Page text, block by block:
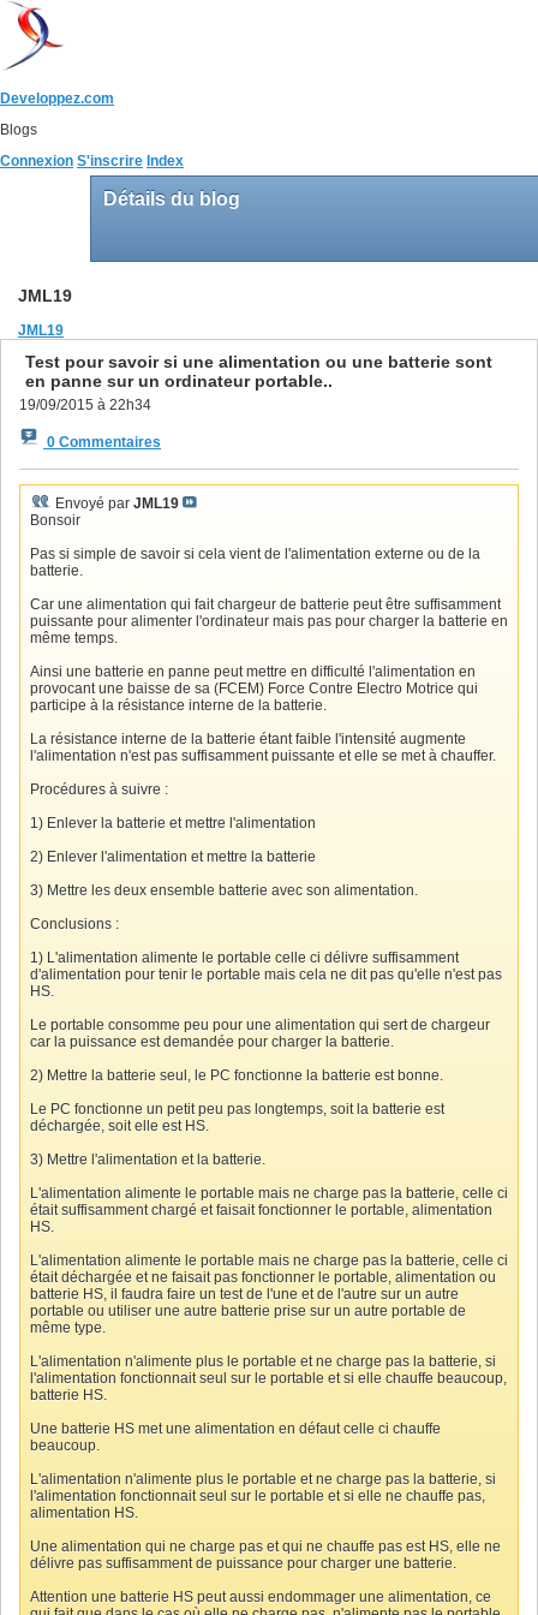
Developpez.com
Blogs
Connexion S'inscrire Index
Détails du blog
JML19
JML19
Test pour savoir si une alimentation ou une batterie sont
en panne sur un ordinateur portable..
19/09/2015 à 22h34
0 Commentaires
Envoyé par JML19
Bonsoir
Pas si simple de savoir si cela vient de l'alimentation externe ou de la
batterie.
Car une alimentation qui fait chargeur de batterie peut être suffisamment
puissante pour alimenter l'ordinateur mais pas pour charger la batterie en
même temps.
Ainsi une batterie en panne peut mettre en difficulté l'alimentation en
provocant une baisse de sa (FCEM) Force Contre Electro Motrice qui
participe à la résistance interne de la batterie.
La résistance interne de la batterie étant faible l'intensité augmente
l'alimentation n'est pas suffisamment puissante et elle se met à chauffer.
Procédures à suivre :
1) Enlever la batterie et mettre l'alimentation
2) Enlever l'alimentation et mettre la batterie
3) Mettre les deux ensemble batterie avec son alimentation.
Conclusions :
1) L'alimentation alimente le portable celle ci délivre suffisamment
d'alimentation pour tenir le portable mais cela ne dit pas qu'elle n'est pas
HS.
Le portable consomme peu pour une alimentation qui sert de chargeur
car la puissance est demandée pour charger la batterie.
2) Mettre la batterie seul, le PC fonctionne la batterie est bonne.
Le PC fonctionne un petit peu pas longtemps, soit la batterie est
déchargée, soit elle est HS.
3) Mettre l'alimentation et la batterie.
L'alimentation alimente le portable mais ne charge pas la batterie, celle ci
était suffisamment chargé et faisait fonctionner le portable, alimentation
HS.
L'alimentation alimente le portable mais ne charge pas la batterie, celle ci
était déchargée et ne faisait pas fonctionner le portable, alimentation ou
batterie HS, il faudra faire un test de l'une et de l'autre sur un autre
portable ou utiliser une autre batterie prise sur un autre portable de
même type.
L'alimentation n'alimente plus le portable et ne charge pas la batterie, si
l'alimentation fonctionnait seul sur le portable et si elle chauffe beaucoup,
batterie HS.
Une batterie HS met une alimentation en défaut celle ci chauffe
beaucoup.
L'alimentation n'alimente plus le portable et ne charge pas la batterie, si
l'alimentation fonctionnait seul sur le portable et si elle ne chauffe pas,
alimentation HS.
Une alimentation qui ne charge pas et qui ne chauffe pas est HS, elle ne
délivre pas suffisamment de puissance pour charger une batterie.
Attention une batterie HS peut aussi endommager une alimentation, ce